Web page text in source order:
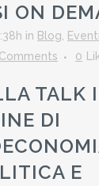
ON
in Blog, Eventi
0
TALK
DI
E